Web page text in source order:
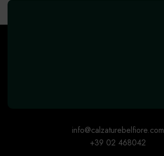
info@calzaturebelfiore.com
+39 02 468042